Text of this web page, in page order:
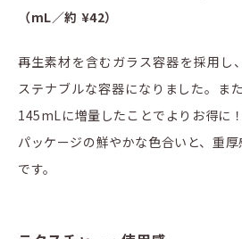
（mL／約 ¥42）
再生素材を含むガラス容器を採用し
ステナブルな容器になりました。ま
145mLに増量したことでよりお得に！
パッケージの鮮やかな色合いと、重
です。